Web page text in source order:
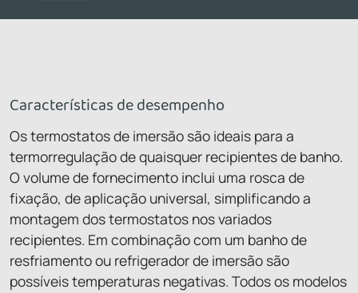
Características de desempenho
Os termostatos de imersão são ideais para a
termorregulação de quaisquer recipientes de banho.
O volume de fornecimento inclui uma rosca de
fixação, de aplicação universal, simplificando a
montagem dos termostatos nos variados
recipientes. Em combinação com um banho de
resfriamento ou refrigerador de imersão são
possíveis temperaturas negativas. Todos os modelos